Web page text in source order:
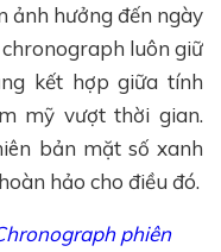
ảnh hưởng đến ngày
luôn giữ
kết hợp giữa tính
mỹ vượt thời gian.
bản mặt số xanh
hảo cho điều đó.
phiên